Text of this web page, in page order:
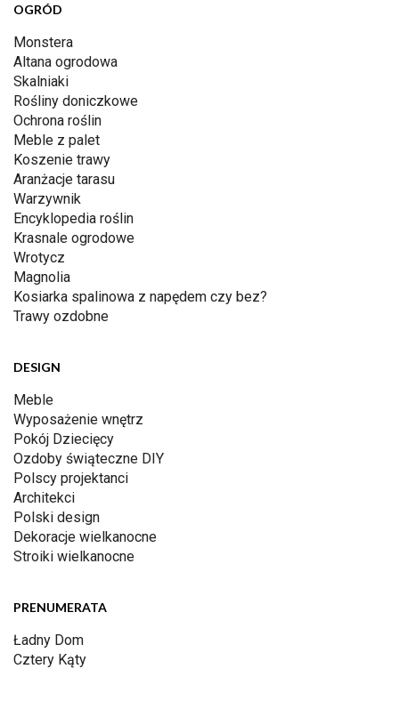
OGRÓD
Monstera
Altana ogrodowa
Skalniaki
Rośliny doniczkowe
Ochrona roślin
Meble z palet
Koszenie trawy
Aranżacje tarasu
Warzywnik
Encyklopedia roślin
Krasnale ogrodowe
Wrotycz
Magnolia
Kosiarka spalinowa z napędem czy bez?
Trawy ozdobne
DESIGN
Meble
Wyposażenie wnętrz
Pokój Dziecięcy
Ozdoby świąteczne DIY
Polscy projektanci
Architekci
Polski design
Dekoracje wielkanocne
Stroiki wielkanocne
PRENUMERATA
Ładny Dom
Cztery Kąty